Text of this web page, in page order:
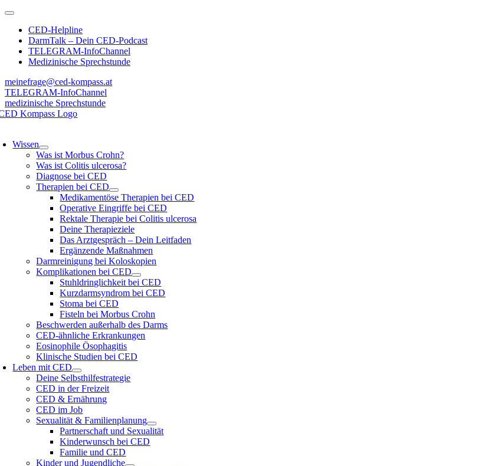
Zum
springen
Toggle
NavigationCED-Helpline
DarmTalk – Dein CED-Podcast
TELEGRAM-InfoChannel
Medizinische Sprechstunde
meinefrage@ced-kompass.at
TELEGRAM-InfoChannel
medizinische Sprechstunde
Wissen
Was ist Morbus Crohn?
Was ist Colitis ulcerosa?
Diagnose bei CED
Therapien bei CED
Medikamentöse Therapien bei CED
Operative Eingriffe bei CED
Rektale Therapie bei Colitis ulcerosa
Deine Therapieziele
Das Arztgespräch – Dein Leitfaden
Ergänzende Maßnahmen
Darmreinigung bei Koloskopien
Komplikationen bei CED
Stuhldringlichkeit bei CED
Kurzdarmsyndrom bei CED
Stoma bei CED
Fisteln bei Morbus Crohn
Beschwerden außerhalb des Darms
CED-ähnliche Erkrankungen
Eosinophile Ösophagitis
Klinische Studien bei CED
Leben mit CED
Deine Selbsthilfestrategie
CED in der Freizeit
CED & Ernährung
CED im Job
Sexualität & Familienplanung
Partnerschaft und Sexualität
Kinderwunsch bei CED
Familie und CED
Kinder und Jugendliche